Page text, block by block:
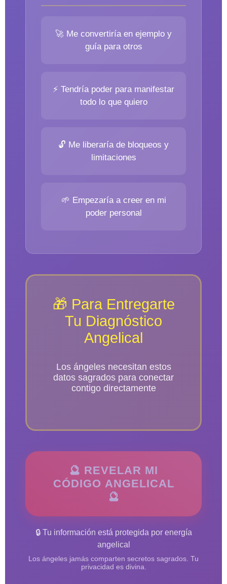
🚀 Me convertiría en ejemplo y
guía para otros
⚡ Tendría poder para manifestar
todo lo que quiero
🔓 Me liberaría de bloqueos y
limitaciones
🌱 Empezaría a creer en mi
poder personal
🎁 Para Entregarte
Tu Diagnóstico
Angelical
Los ángeles necesitan estos
datos sagrados para conectar
contigo directamente
🔮 REVELAR MI
CÓDIGO ANGELICAL
🔮
🔒 Tu información está protegida por energía
angelical
Los ángeles jamás comparten secretos sagrados. Tu
privacidad es divina.